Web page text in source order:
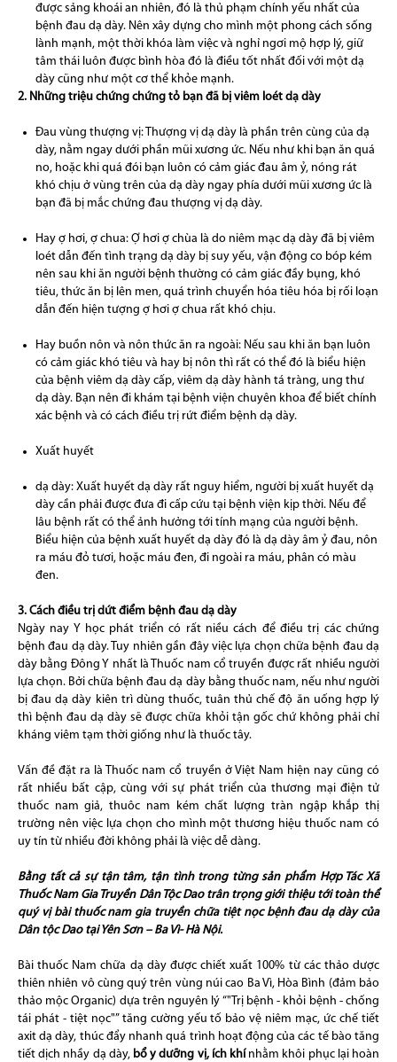
được sảng khoái an nhiên, đó là thủ phạm chính yếu nhất của
bệnh đau dạ dày. Nên xây dựng cho mình một phong cách sống
lành mạnh, một thời khóa làm việc và nghỉ ngơi mộ hợp lý, giữ
tâm thái luôn được bình hòa đó là điều tốt nhất đối với một dạ
dày cũng như một cơ thể khỏe mạnh.
2. Những triệu chứng chứng tỏ bạn đã bị viêm loét dạ dày
Đau vùng thượng vị: Thượng vị dạ dày là phần trên cùng của dạ
dày, nằm ngay dưới phần mũi xương ức. Nếu như khi bạn ăn quá
no, hoặc khi quá đói bạn luôn có cảm giác đau âm ỷ, nóng rát
khó chịu ở vùng trên của dạ dày ngay phía dưới mũi xương ức là
bạn đã bị mắc chứng đau thượng vị dạ dày.
Hay ợ hơi, ợ chua: Ợ hơi ợ chùa là do niêm mạc dạ dày đã bị viêm
loét dẫn đến tình trạng dạ dày bị suy yếu, vận động co bóp kém
nên sau khi ăn người bệnh thường có cảm giác đầy bụng, khó
tiêu, thức ăn bị lên men, quá trình chuyển hóa tiêu hóa bị rối loạn
dẫn đến hiện tượng ợ hơi ợ chua rất khó chịu.
Hay buồn nôn và nôn thức ăn ra ngoài: Nếu sau khi ăn bạn luôn
có cảm giác khó tiêu và hay bị nôn thì rất có thể đó là biểu hiện
của bệnh viêm dạ dày cấp, viêm dạ dày hành tá tràng, ung thư
dạ dày. Bạn nên đi khám tại bệnh viện chuyên khoa để biết chính
xác bệnh và có cách điều trị rứt điểm bệnh dạ dày.
Xuất huyết
dạ dày: Xuất huyết dạ dày rất nguy hiểm, người bị xuất huyết dạ
dày cần phải được đưa đi cấp cứu tại bệnh viện kịp thời. Nếu để
lâu bệnh rất có thể ảnh hưởng tới tính mạng của người bệnh.
Biểu hiện của bệnh xuất huyết dạ dày đó là dạ dày âm ỷ đau, nôn
ra máu đỏ tươi, hoặc máu đen, đi ngoài ra máu, phân có màu
đen.
3. Cách điều trị dứt điểm bệnh đau dạ dày
Ngày nay Y học phát triển có rất niều cách để điều trị các chứng
bệnh đau dạ dày. Tuy nhiên gần đây việc lựa chọn chữa bệnh đau dạ
dày bằng Đông Y nhất là Thuốc nam cổ truyền được rất nhiều người
lựa chọn. Bởi chữa bệnh đau dạ dày bằng thuốc nam, nếu như người
bị đau dạ dày kiên trì dùng thuốc, tuân thủ chế độ ăn uống hợp lý
thì bệnh đau dạ dày sẽ được chữa khỏi tận gốc chứ không phải chỉ
kháng viêm tạm thời giống như là thuốc tây.
Vấn đề đặt ra là Thuốc nam cổ truyền ở Việt Nam hiện nay cũng có
rất nhiều bất cập, cùng với sự phát triển của thương mại điện tử
thuốc nam giả, thuôc nam kém chất lượng tràn ngập khắp thị
trường nên việc lựa chọn cho mình một thương hiệu thuốc nam có
uy tín từ nhiều đời không phải là việc dễ dàng.
Bằng tất cả sự tận tâm, tận tình trong từng sản phẩm Hợp Tác Xã
Thuốc Nam Gia Truyền Dân Tộc Dao trân trọng giới thiệu tới toàn thể
quý vị bài thuốc nam gia truyền chữa tiệt nọc bệnh đau dạ dày của
Dân tộc Dao tại Yên Sơn – Ba Vì- Hà Nội.
Bài thuốc Nam chữa dạ dày được chiết xuất 100% từ các thảo dược
thiên nhiên vô cùng quý trên vùng núi cao Ba Vì, Hòa Bình (đảm bảo
thảo mộc Organic) dựa trên nguyên lý “"Trị bệnh - khỏi bệnh - chống
tái phát - tiệt nọc"” tăng cường yếu tố bảo vệ niêm mạc, ức chế tiết
axit dạ dày, thúc đẩy nhanh quá trình hoạt động của các tế bào tăng
tiết dịch nhầy dạ dày, bổ y dưỡng vị, ích khí nhằm khôi phục lại hoàn